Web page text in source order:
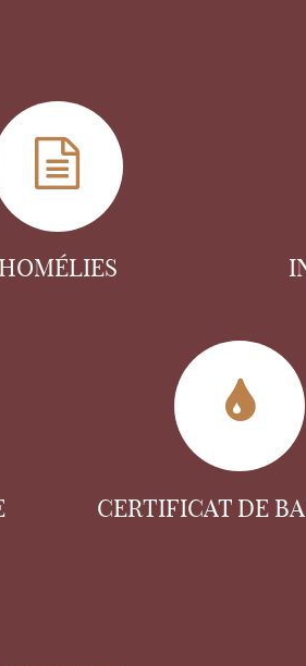
HOMÉLIES
CERTIFICAT DE